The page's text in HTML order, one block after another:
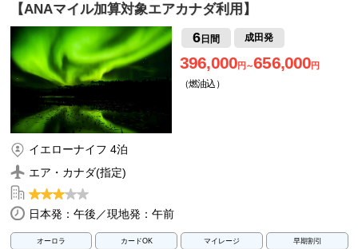
【ANAマイル加算対象エアカナダ利用】
6日間 成田発
396,000円～656,000円
（燃油込）
イエローナイフ 4泊
エア・カナダ(指定)
日本発：午後／現地発：午前
オーロラ カードOK マイレージ 早期割引